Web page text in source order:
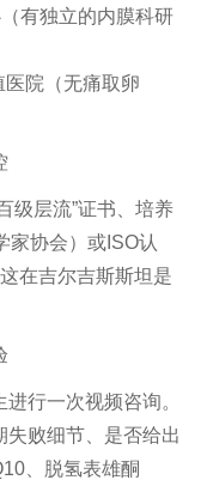
有独立的内膜科研
医院（无痛取卵
级层流”证书、培养
家协会）或ISO认
在吉尔吉斯斯坦是
行一次视频咨询。
失败细节、是否给出
、脱氢表雄酮